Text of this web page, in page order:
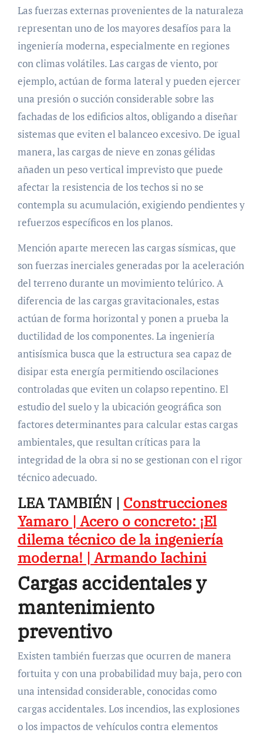
Las fuerzas externas provenientes de la naturaleza
representan uno de los mayores desafíos para la
ingeniería moderna, especialmente en regiones
con climas volátiles. Las cargas de viento, por
ejemplo, actúan de forma lateral y pueden ejercer
una presión o succión considerable sobre las
fachadas de los edificios altos, obligando a diseñar
sistemas que eviten el balanceo excesivo. De igual
manera, las cargas de nieve en zonas gélidas
añaden un peso vertical imprevisto que puede
afectar la resistencia de los techos si no se
contempla su acumulación, exigiendo pendientes y
refuerzos específicos en los planos.
Mención aparte merecen las cargas sísmicas, que
son fuerzas inerciales generadas por la aceleración
del terreno durante un movimiento telúrico. A
diferencia de las cargas gravitacionales, estas
actúan de forma horizontal y ponen a prueba la
ductilidad de los componentes. La ingeniería
antisísmica busca que la estructura sea capaz de
disipar esta energía permitiendo oscilaciones
controladas que eviten un colapso repentino. El
estudio del suelo y la ubicación geográfica son
factores determinantes para calcular estas cargas
ambientales, que resultan críticas para la
integridad de la obra si no se gestionan con el rigor
técnico adecuado.
LEA TAMBIÉN | Construcciones
Yamaro | Acero o concreto: ¡El
dilema técnico de la ingeniería
moderna! | Armando Iachini
Cargas accidentales y
mantenimiento
preventivo
Existen también fuerzas que ocurren de manera
fortuita y con una probabilidad muy baja, pero con
una intensidad considerable, conocidas como
cargas accidentales. Los incendios, las explosiones
o los impactos de vehículos contra elementos